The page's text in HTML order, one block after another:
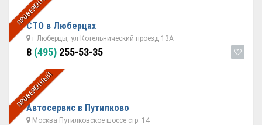
ПРОВЕРЕННЫЙ
СТО в Люберцах
г Люберцы, ул Котельнический проезд 13А
8 (495) 255-53-35
ПРОВЕРЕННЫЙ
Автосервис в Путилково
Москва Путилковское шоссе стр. 14